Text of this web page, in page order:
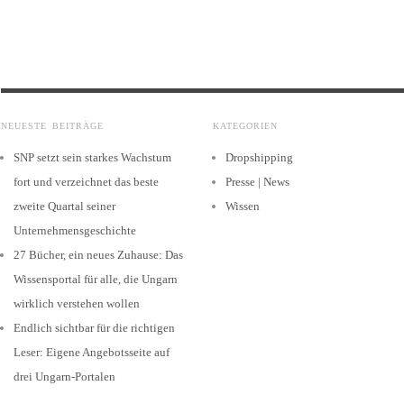
NEUESTE BEITRÄGE
SNP setzt sein starkes Wachstum
fort und verzeichnet das beste
zweite Quartal seiner
Unternehmensgeschichte
27 Bücher, ein neues Zuhause: Das
Wissensportal für alle, die Ungarn
wirklich verstehen wollen
Endlich sichtbar für die richtigen
Leser: Eigene Angebotsseite auf
drei Ungarn-Portalen
KATEGORIEN
Dropshipping
Presse | News
Wissen